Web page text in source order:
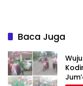
Baca Juga